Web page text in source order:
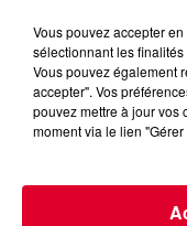
Vous pouvez accepter
sélectionnant les
Vous pouvez également
accepter". Vos
pouvez mettre à jour vos
moment via le lien